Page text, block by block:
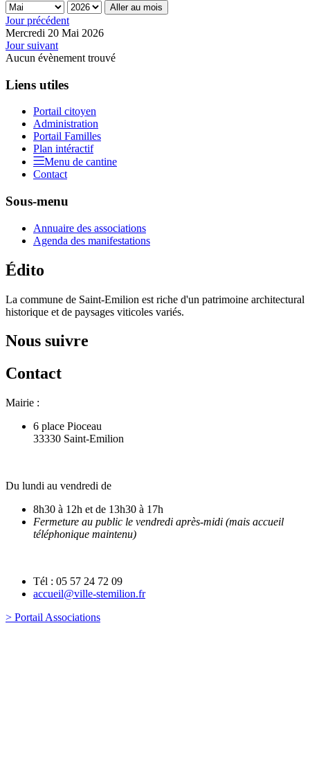
Aller au mois
Jour précédent
Mercredi 20 Mai 2026
Jour suivant
Aucun évènement trouvé
Liens utiles
Portail citoyen
Administration
Portail Familles
Plan intéractif
Menu de cantine
Contact
Sous-menu
Annuaire des associations
Agenda des manifestations
Édito
La commune de Saint-Emilion est riche d'un patrimoine architectural
historique et de paysages viticoles variés.
Nous suivre
Contact
Mairie :
6 place Pioceau
33330 Saint-Emilion
Du lundi au vendredi de
8h30 à 12h et de 13h30 à 17h
Fermeture au public le vendredi après-midi (mais accueil
téléphonique maintenu)
Tél : 05 57 24 72 09
accueil@ville-stemilion.fr
> Portail Associations